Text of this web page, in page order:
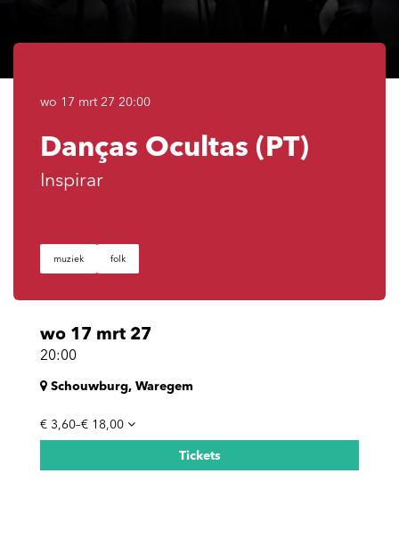
Danças Ocultas (PT)
Inspirar
wo 17 mrt 27 20:00
muziek folk
wo 17 mrt 27
20:00
Schouwburg, Waregem
€ 3,60–€ 18,00
Tickets